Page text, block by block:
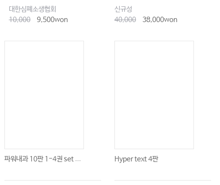
대한심폐소생협회
10,000
9,500won
신규성
40,000
38,000won
파워내과 10판 1-4권 set ... Hyper text 4판